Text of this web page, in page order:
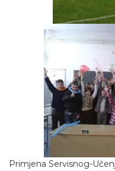
Primjena Servisnog-